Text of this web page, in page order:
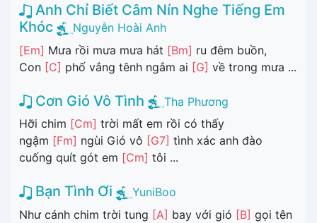
Anh Chỉ Biết Câm Nín Nghe Tiếng Em
Khóc
Nguyễn Hoài Anh
[Em] Mưa rồi mưa mưa hát [Bm] ru đêm buồn,
Con [C] phố vắng tênh ngắm ai [G] về trong mưa ...
Cơn Gió Vô Tình
Tha Phương
Hỡi chim [Cm] trời mất em rồi có thấy
ngậm [Fm] ngùi Gió vô [G7] tình xác anh đào
cuống quít gót em [Cm] tôi ...
Bạn Tình Ơi
YuniBoo
Như cánh chim trời tung [A] bay với gió [B] gọi tên